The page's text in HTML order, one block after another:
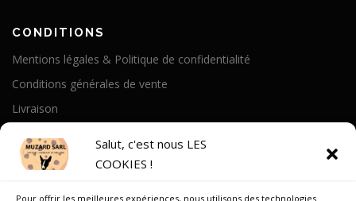
Salut, c'est nous LES
COOKIES !
Pour offrir les meilleures expériences, nous utilisons des technologies
CONDITIONS
Mentions légales & Politique de confidentialité
Conditions générales de vente
Livraison